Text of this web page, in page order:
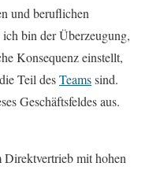
und beruflichen
bin der Überzeugung,
Konsequenz einstellt,
Teil desTeamssind.
Geschäftsfeldes aus.
Direktvertrieb mit hohen